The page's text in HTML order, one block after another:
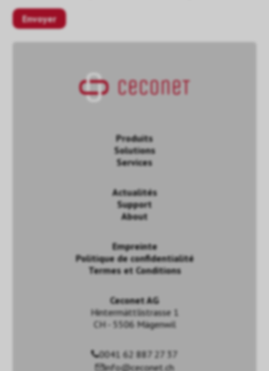
Produits
Solutions
Services
Actualités
Support
About
Empreinte
Politique de confidentialité
Termes et Conditions
Ceconet AG
Hintermättlistrasse 1
CH - 5506 Mägenwil
0041 62 887 27 37
info@ceconet.ch